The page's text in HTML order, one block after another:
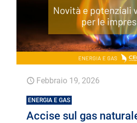
Febbraio 19, 2026
ENERGIA E GAS
Accise sul gas